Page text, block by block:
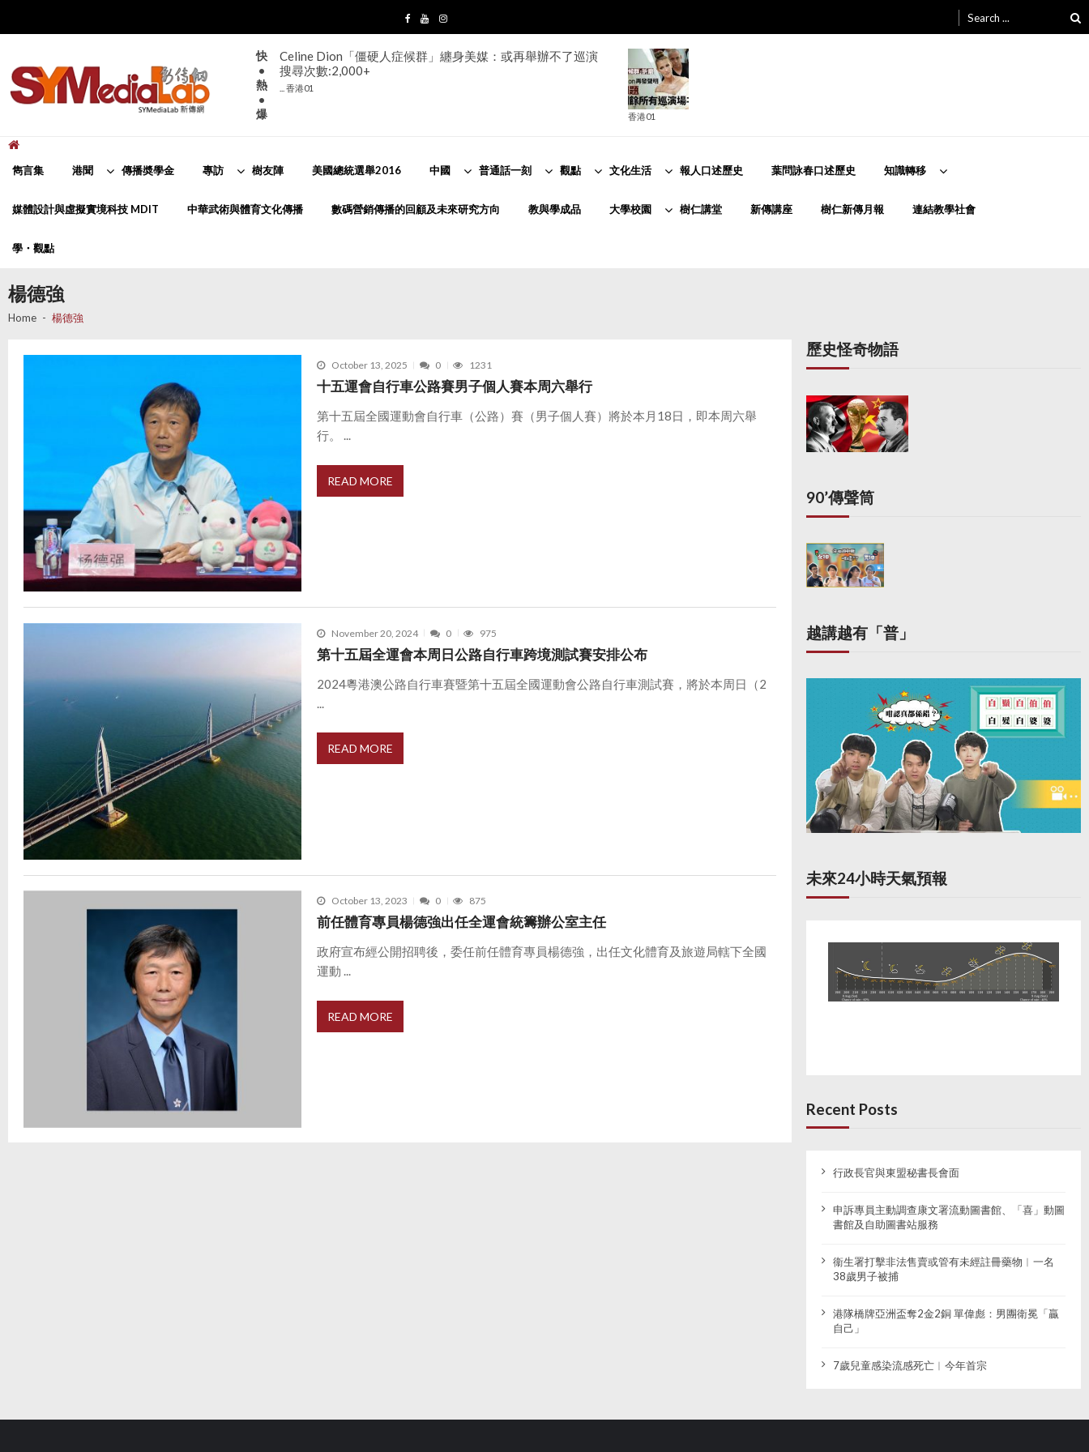
navigation
content
for:
快
•
熱
•
爆
Celine Dion「僵硬人症候群」纏身美媒：或再舉辦不了巡演
搜尋次數:2,000+
... 香港01
香港01
雋言集 港聞 傳播奬學金 專訪 樹友陣 美國總統選舉2016 中國 普通話一刻 觀點 文化生活 報人口述歷史 葉問詠春口述歷史 知識轉移
媒體設計與虛擬實境科技 MDIT 中華武術與體育文化傳播 數碼營銷傳播的回顧及未來研究方向 教與學成品 大學校園 樹仁講堂 新傳講座 樹仁新傳月報 連結教學社會
學・觀點
楊德強
Home 楊德強
October 13, 2025 0 1231
十五運會自行車公路賽男子個人賽本周六舉行
第十五屆全國運動會自行車（公路）賽（男子個人賽）將於本月18日，即本周六舉
行。 ...
READ MORE
November 20, 2024 0 975
第十五屆全運會本周日公路自行車跨境測試賽安排公布
2024粵港澳公路自行車賽暨第十五屆全國運動會公路自行車測試賽，將於本周日（2
...
READ MORE
October 13, 2023 0 875
前任體育專員楊德強出任全運會統籌辦公室主任
政府宣布經公開招聘後，委任前任體育專員楊德強，出任文化體育及旅遊局轄下全國
運動 ...
READ MORE
歷史怪奇物語
90’傳聲筒
越講越有「普」
未來24小時天氣預報
Recent Posts
行政長官與東盟秘書長會面
申訴專員主動調查康文署流動圖書館、「喜」動圖
書館及自助圖書站服務
衞生署打擊非法售賣或管有未經註冊藥物︱一名
38歲男子被捕
港隊橋牌亞洲盃奪2金2銅 單偉彪：男團衛冕「贏
自己」
7歲兒童感染流感死亡︱今年首宗